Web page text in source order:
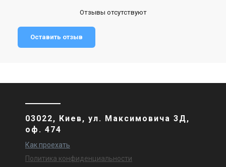
Отзывы отсутствуют
Оставить отзыв
03022, Киев, ул. Максимовича 3Д,
оф. 474
Как проехать
Политика конфиденциальности